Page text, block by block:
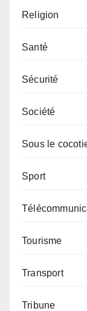
Religion
Santé
Sécurité
Société
Sous le
Sport
Tourisme
Transport
Tribune